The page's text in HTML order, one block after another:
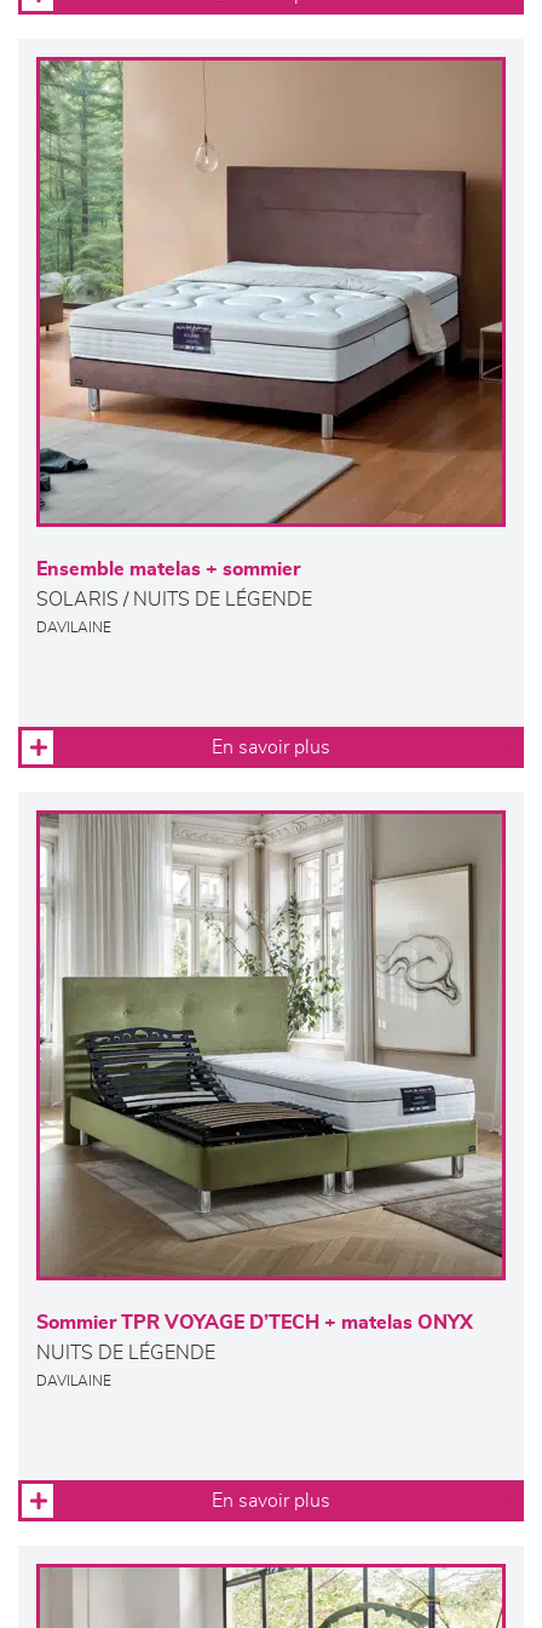
Ensemble matelas + sommier
SOLARIS / NUITS DE LÉGENDE
DAVILAINE
En savoir plus
Sommier TPR VOYAGE D’TECH + matelas ONYX
NUITS DE LÉGENDE
DAVILAINE
En savoir plus